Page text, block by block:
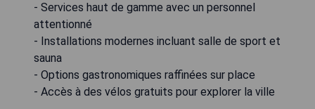
- Services haut de gamme avec un personnel
attentionné
- Installations modernes incluant salle de sport et
sauna
- Options gastronomiques raffinées sur place
- Accès à des vélos gratuits pour explorer la ville